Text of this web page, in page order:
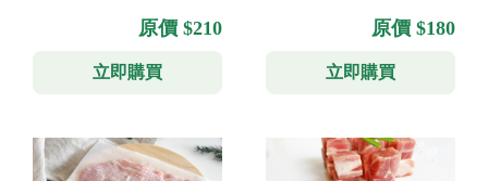
原價 $210
立即購買
原價 $180
立即購買